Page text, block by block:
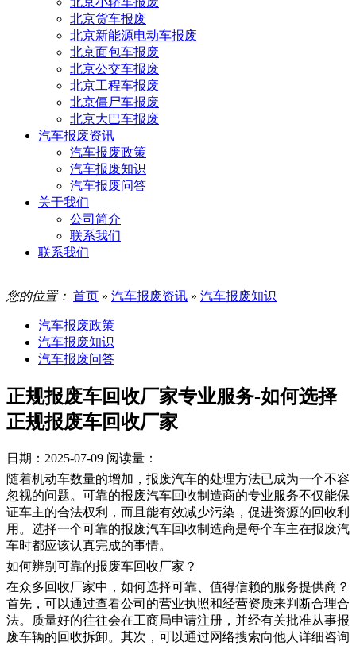
北京货车报废
北京新能源电动车报废
北京面包车报废
北京公交车报废
北京工程车报废
北京僵尸车报废
北京大巴车报废
汽车报废资讯
汽车报废政策
汽车报废知识
汽车报废问答
关于我们
公司简介
联系我们
联系我们
您的位置： 首页 » 汽车报废资讯 » 汽车报废知识
汽车报废政策
汽车报废知识
汽车报废问答
正规报废车回收厂家专业服务-如何选择
正规报废车回收厂家
日期：2025-07-09 阅读量：
随着机动车数量的增加，报废汽车的处理方法已成为一个不容
忽视的问题。可靠的报废汽车回收制造商的专业服务不仅能保
证车主的合法权利，而且能有效减少污染，促进资源的回收利
用。选择一个可靠的报废汽车回收制造商是每个车主在报废汽
车时都应该认真完成的事情。
如何辨别可靠的报废车回收厂家？
在众多回收厂家中，如何选择可靠、值得信赖的服务提供商？
首先，可以通过查看公司的营业执照和经营资质来判断合理合
法。质量好的往往会在工商局申请注册，并经有关批准从事报
废车辆的回收拆卸。其次，可以通过网络搜索向他人详细咨询